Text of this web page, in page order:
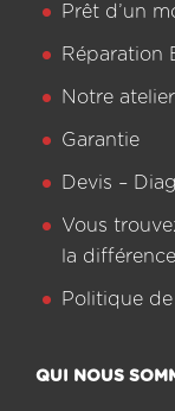
Prêt d’un
Réparation
Notre atelier
Garantie
Devis –
Vous
la différence
Politique
QUI NOUS